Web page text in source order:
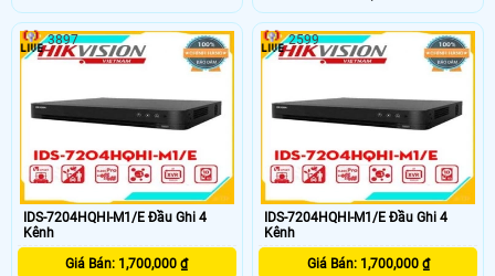
kênh Turbo HD 4.0 DVR (vỏ sắt ),04
ngõ vào video, 1 cổng audio input, .
,Hỗ trợ camera HD TVI, HD CVI, AHD,
Analog,Hỗ trợ mở rộng camera
chuẩn nén H.265 Pro+, H
ngõ vào video, 1 cổng audio input, .
,Hỗ trợ camera HD TVI, HD CVI, AHD,
Analog,Hỗ trợ mở rộng camera
IP(4+2) lên đến camera 6MP,Hỗ trợ
IDS-7204HQHI-M1/E Đầu Ghi 4
Kênh
Giá Bán: 1,700,000 ₫
3897
IDS-7204HQHI-M1/E Đầu Ghi 4
Kênh
Giá Bán: 1,700,000 ₫
2599